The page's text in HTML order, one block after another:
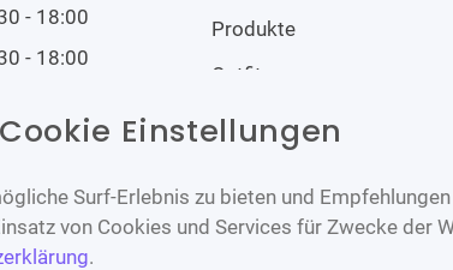
- 18:00
- 18:00
Produkte
Outfits
Cookie Einstellungen
Surf-Erlebnis zu bieten und
von Cookies und Services für Zwecke der
.